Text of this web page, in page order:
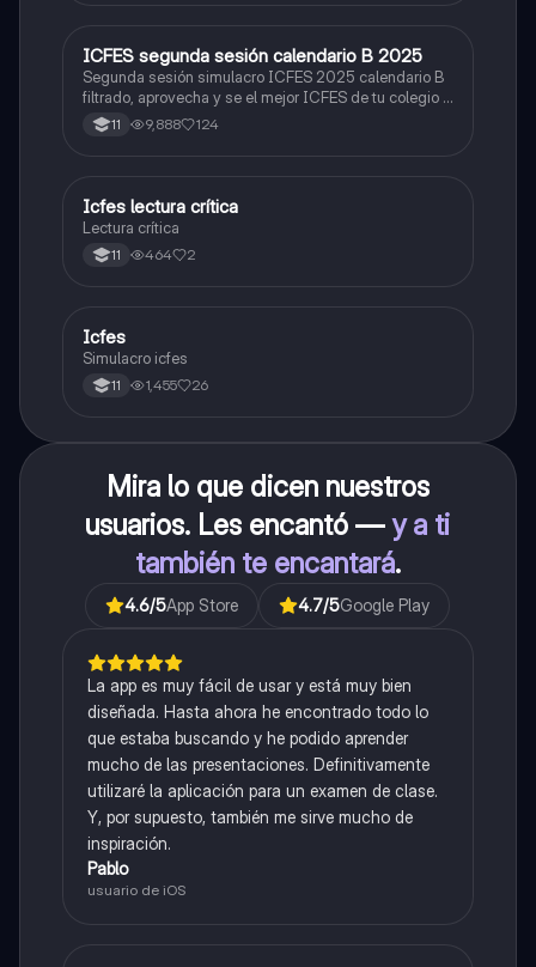
ICFES: Lectura Crítica
ICFES segunda sesión calendario B 2025
Segunda sesión simulacro ICFES 2025 calendario B
filtrado, aprovecha y se el mejor ICFES de tu colegio y
poder ingresar a universidad, y estudiar aquella
carrera con la que tanto sueñas.
11 9,888 124
Lengua Castellana
Icfes lectura crítica
Lectura crítica
11 464 2
ICFES: Sociales y Ciudadanas
Icfes
Simulacro icfes
11 1,455 26
Mira lo que dicen nuestros
usuarios. Les encantó —y a ti
también te encantará.
4.6/5App Store 4.7/5Google Play
La app es muy fácil de usar y está muy bien
diseñada. Hasta ahora he encontrado todo lo
que estaba buscando y he podido aprender
mucho de las presentaciones. Definitivamente
utilizaré la aplicación para un examen de clase.
Y, por supuesto, también me sirve mucho de
inspiración.
Pablo
usuario de iOS